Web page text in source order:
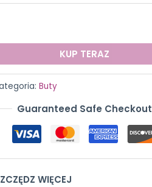
KUP TERAZ
Buty
Guaranteed Safe Checkout
WIĘCEJ